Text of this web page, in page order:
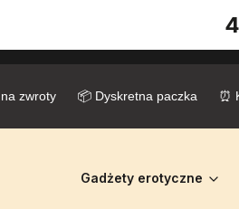
zwroty      📦 Dyskretna paczka
Gadżety erotyczne